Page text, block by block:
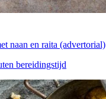
naan en raita (advertorial)
bereidingstijd